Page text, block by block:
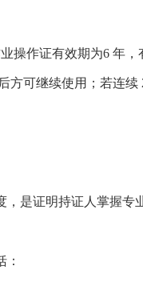
操作证有效期为6 年
方可继续使用；若连续
是证明持证人掌握专